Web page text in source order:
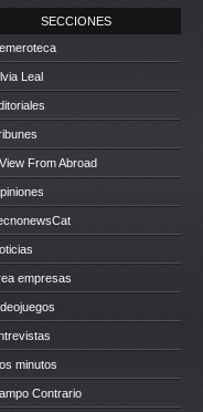
SECCIONES
Leal
View From Abroad
empresas
minutos
Contrario